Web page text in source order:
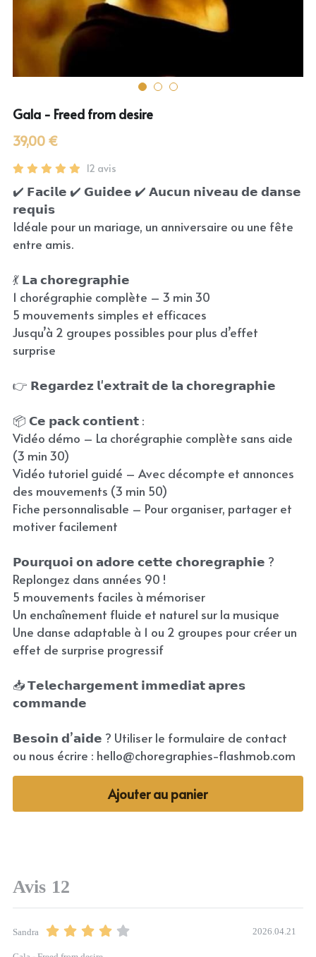
Gala - Freed from desire
39,00 €
12 avis
✔️ 𝗙𝗮𝗰𝗶𝗹𝗲 ✔️ 𝗚𝘂𝗶𝗱𝗲𝗲 ✔️ 𝗔𝘂𝗰𝘂𝗻 𝗻𝗶𝘃𝗲𝗮𝘂 𝗱𝗲 𝗱𝗮𝗻𝘀𝗲
𝗿𝗲𝗾𝘂𝗶𝘀
Idéale pour un mariage, un anniversaire ou une fête
entre amis.
💃 𝗟𝗮 𝗰𝗵𝗼𝗿𝗲𝗴𝗿𝗮𝗽𝗵𝗶𝗲
1 chorégraphie complète – 3 min 30
5 mouvements simples et efficaces
Jusqu’à 2 groupes possibles pour plus d’effet
surprise
👉 𝗥𝗲𝗴𝗮𝗿𝗱𝗲𝘇 𝗹'𝗲𝘅𝘁𝗿𝗮𝗶𝘁 𝗱𝗲 𝗹𝗮 𝗰𝗵𝗼𝗿𝗲𝗴𝗿𝗮𝗽𝗵𝗶𝗲
📦 𝗖𝗲 𝗽𝗮𝗰𝗸 𝗰𝗼𝗻𝘁𝗶𝗲𝗻𝘁 :
Vidéo démo – La chorégraphie complète sans aide
(3 min 30)
Vidéo tutoriel guidé – Avec décompte et annonces
des mouvements (3 min 50)
Fiche personnalisable – Pour organiser, partager et
motiver facilement
𝗣𝗼𝘂𝗿𝗾𝘂𝗼𝗶 𝗼𝗻 𝗮𝗱𝗼𝗿𝗲 𝗰𝗲𝘁𝘁𝗲 𝗰𝗵𝗼𝗿𝗲𝗴𝗿𝗮𝗽𝗵𝗶𝗲 ?
Replongez dans années 90 !
5 mouvements faciles à mémoriser
Un enchaînement fluide et naturel sur la musique
Une danse adaptable à 1 ou 2 groupes pour créer un
effet de surprise progressif
📥 𝗧𝗲𝗹𝗲𝗰𝗵𝗮𝗿𝗴𝗲𝗺𝗲𝗻𝘁 𝗶𝗺𝗺𝗲𝗱𝗶𝗮𝘁 𝗮𝗽𝗿𝗲𝘀
𝗰𝗼𝗺𝗺𝗮𝗻𝗱𝗲
𝗕𝗲𝘀𝗼𝗶𝗻 𝗱’𝗮𝗶𝗱𝗲 ? Utiliser le formulaire de contact
ou nous écrire : hello@choregraphies-flashmob.com
Ajouter au panier
Avis 12
Sandra 2026.04.21